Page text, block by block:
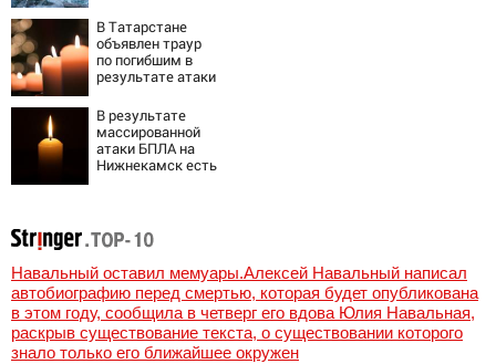
В Татарстане
объявлен траур
по погибшим в
результате атаки
Нижнекамск
В результате
массированной
атаки БПЛА на
Нижнекамск есть
Навальный оставил мемуары.Алексей Навальный написал
автобиографию перед смертью, которая будет опубликована
в этом году, сообщила в четверг его вдова Юлия Навальная,
раскрыв существование текста, о существовании которого
знало только его ближайшее окружен